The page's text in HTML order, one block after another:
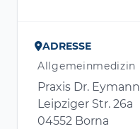
ADRESSE
Allgemeinmedizin
Praxis Dr. Eymann
Leipziger Str. 26a
04552 Borna